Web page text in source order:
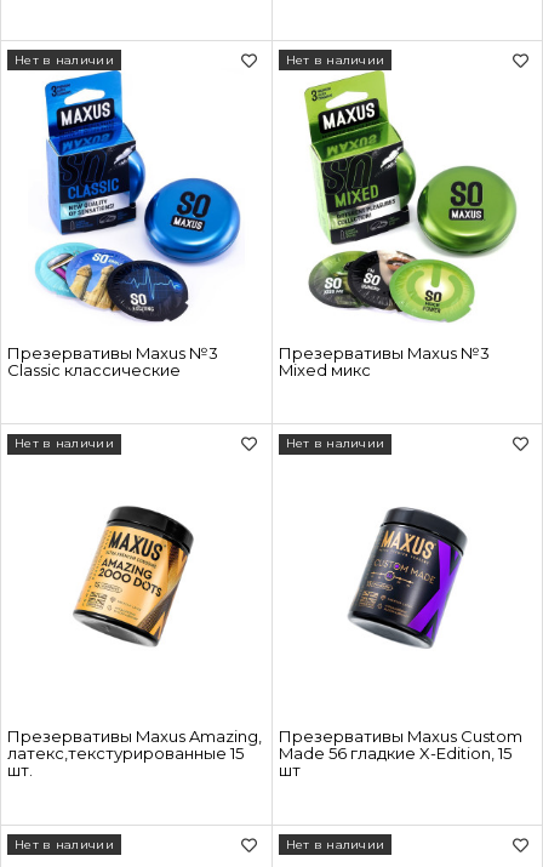
Презервативы Maxus №3
Classic классические
Нет в наличии
Презервативы Maxus №3
Mixed микс
Нет в наличии
Презервативы Maxus Amazing,
латекс,текстурированные 15
шт.
Нет в наличии
Презервативы Maxus Custom
Made 56 гладкие X-Edition, 15
шт
Нет в наличии
Нет в наличии Нет в наличии